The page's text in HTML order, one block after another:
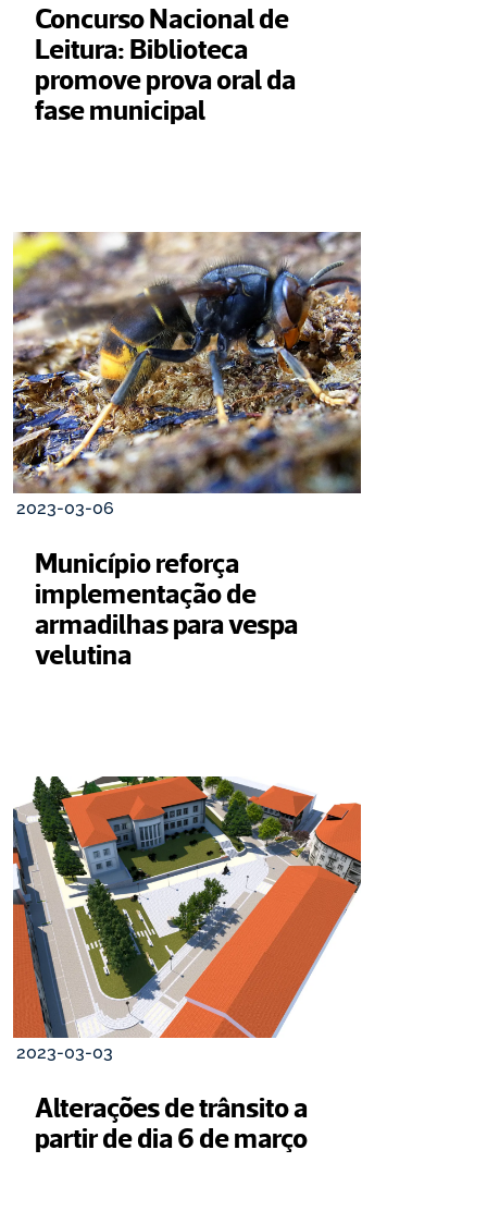
Concurso Nacional de
Leitura: Biblioteca
promove prova oral da
fase municipal
2023-03-06
Município reforça
implementação de
armadilhas para vespa
velutina
2023-03-03
Alterações de trânsito a
partir de dia 6 de março